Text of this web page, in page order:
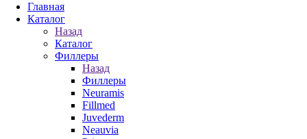
Главная
Каталог
Назад
Каталог
Филлеры
Назад
Филлеры
Neuramis
Fillmed
Juvederm
Neauvia